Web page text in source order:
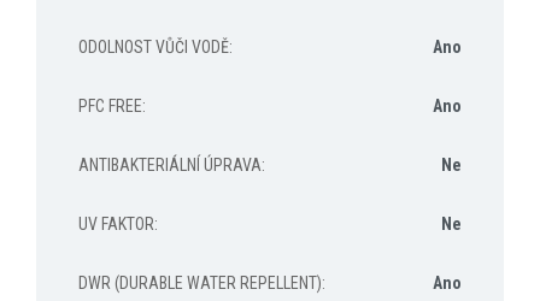
ODOLNOST VŮČI VODĚ: Ano
PFC FREE: Ano
ANTIBAKTERIÁLNÍ ÚPRAVA: Ne
UV FAKTOR: Ne
DWR (DURABLE WATER REPELLENT): Ano